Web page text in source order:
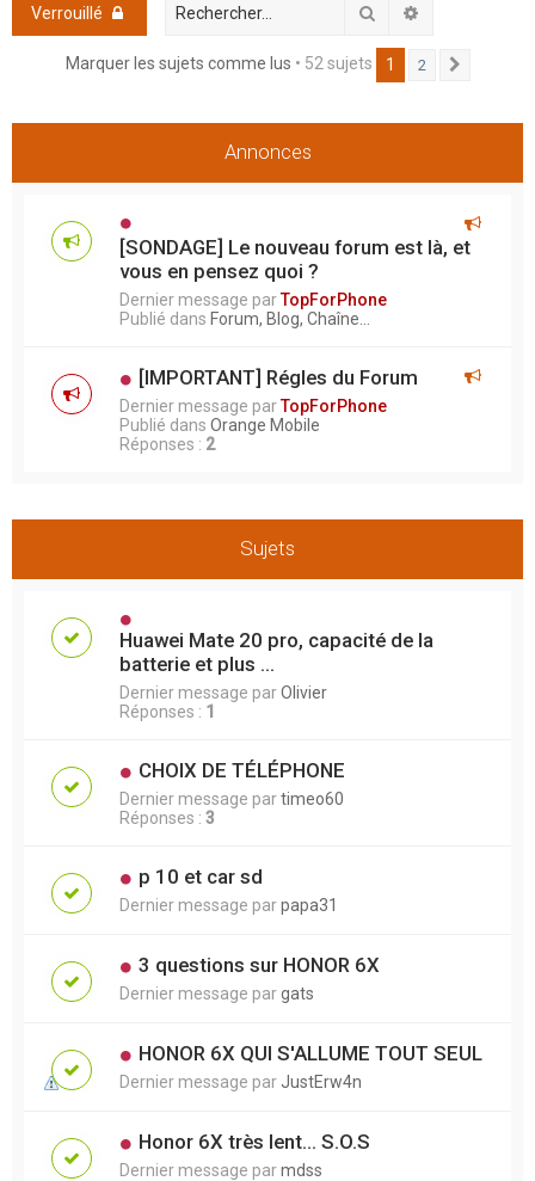
Verrouillé Rechercher
Marquer les sujets comme lus • 52 sujets 1 2
Annonces
[SONDAGE] Le nouveau forum est là, et
vous en pensez quoi ?
Dernier message parTopForPhone
Publié dans Forum, Blog, Chaîne...
[IMPORTANT] Régles du Forum
Dernier message parTopForPhone
Publié dans Orange Mobile
Réponses : 2
Sujets
Huawei Mate 20 pro, capacité de la
batterie et plus ...
Dernier message parOlivier
Réponses : 1
CHOIX DE TÉLÉPHONE
Dernier message partimeo60
Réponses : 3
p 10 et car sd
Dernier message parpapa31
3 questions sur HONOR 6X
Dernier message pargats
HONOR 6X QUI S'ALLUME TOUT SEUL
Dernier message par JustErw4n
Honor 6X très lent... S.O.S
Dernier message parmdss